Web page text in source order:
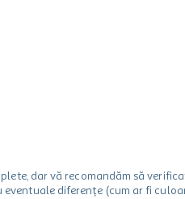
dar vă recomandăm să
diferențe (cum ar fi